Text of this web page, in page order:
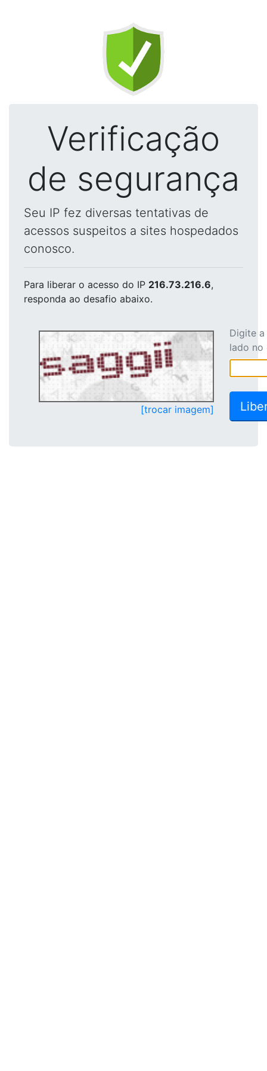
Verificação
de segurança
Seu IP fez diversas tentativas de
acessos suspeitos a sites hospedados
conosco.
Para liberar o acesso do IP 216.73.216.6,
responda ao desafio abaixo.
[trocar imagem]
Digite
lado no